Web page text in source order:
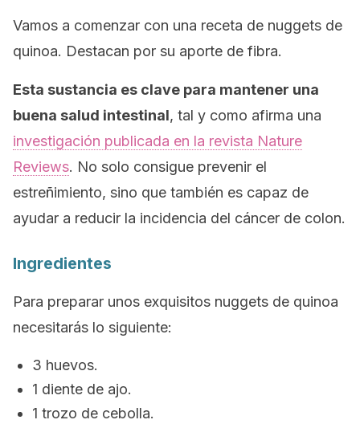
Vamos a comenzar con una receta de nuggets de
quinoa. Destacan por su aporte de fibra.
Esta sustancia es clave para mantener una
buena salud intestinal, tal y como afirma una
investigación publicada en la revista Nature
Reviews. No solo consigue prevenir el
estreñimiento, sino que también es capaz de
ayudar a reducir la incidencia del cáncer de colon.
Ingredientes
Para preparar unos exquisitos nuggets de quinoa
necesitarás lo siguiente:
3 huevos.
1 diente de ajo.
1 trozo de cebolla.